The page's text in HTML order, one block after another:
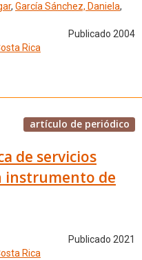
, García Sánchez, Daniela,
Publicado 2004
Rica
artículo de periódico
de servicios
instrumento de
Publicado 2021
Rica